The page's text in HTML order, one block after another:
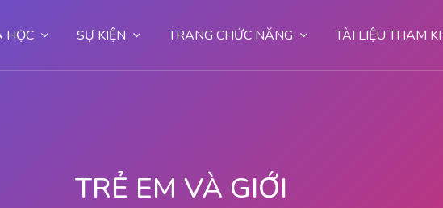
HỌC SỰ KIỆN TRANG CHỨC NĂNG TÀI LIỆU THAM
TRẺ EM VÀ GIỚI